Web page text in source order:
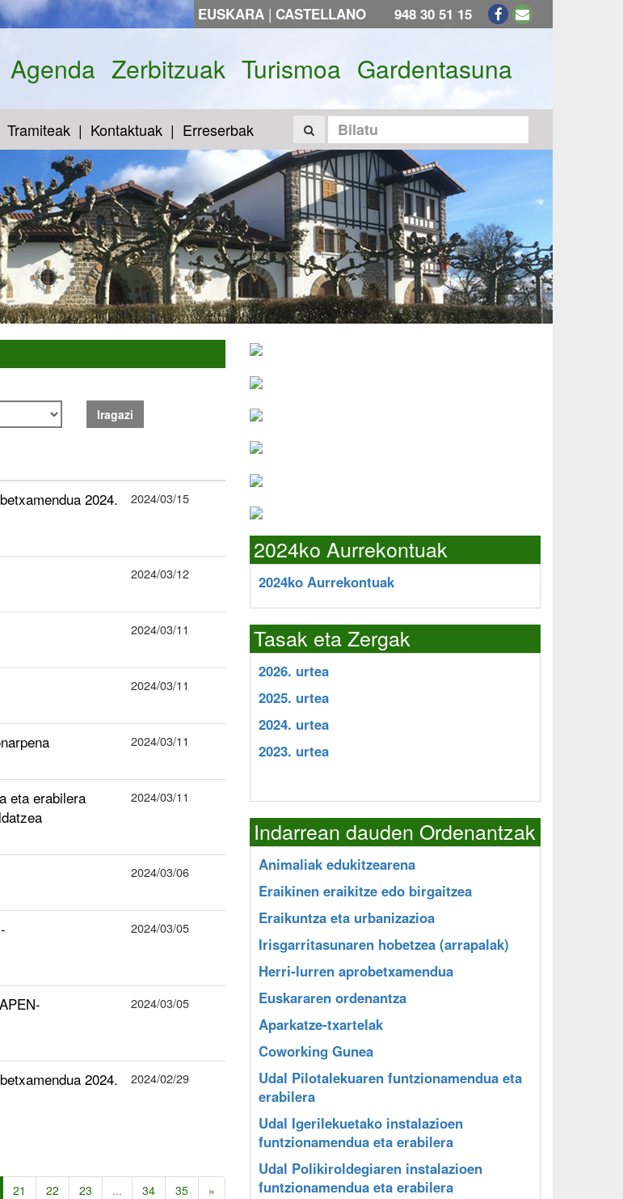
EUSKARA | CASTELLANO 948 30 51 15
Agenda Zerbitzuak Turismoa Gardentasuna
Tramiteak Kontaktuak Erreserbak
Iragazi
2024.
2024/03/15
2024/03/12
2024/03/11
2024/03/11
2024/03/11
eta erabilera
2024/03/11
2024/03/06
2024/03/05
2024/03/05
2024.
2024/02/29
21 22 23 ... 34 35 »
2024ko Aurrekontuak
2024ko Aurrekontuak
Tasak eta Zergak
2026. urtea
2025. urtea
2024. urtea
2023. urtea
Indarrean dauden Ordenantzak
Animaliak edukitzearena
Eraikinen eraikitze edo birgaitzea
Eraikuntza eta urbanizazioa
Irisgarritasunaren hobetzea (arrapalak)
Herri-lurren aprobetxamendua
Euskararen ordenantza
Aparkatze-txartelak
Coworking Gunea
Udal Pilotalekuaren funtzionamendua eta
erabilera
Udal Igerilekuetako instalazioen
funtzionamendua eta erabilera
Udal Polikiroldegiaren instalazioen
funtzionamendua eta erabilera